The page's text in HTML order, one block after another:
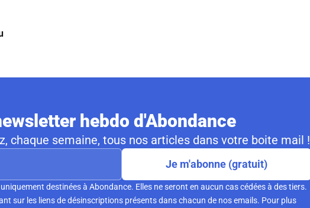
hebdo d'Abondance
chaque semaine, tous nos articles dans votre boite mail !
Je m'abonne (gratuit)
destinées à Abondance. Elles ne seront en aucun cas cédées à des tiers.
sur les liens de désinscriptions présents dans chacun de nos emails. Pour plus